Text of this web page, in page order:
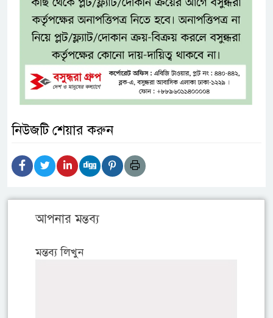
নিউজটি শেয়ার করুন
আপনার মন্তব্য
মন্তব্য লিখুন